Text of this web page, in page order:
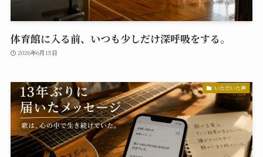
体育館に入る前、いつも少しだけ深呼吸をする。
2026年6月15日
いただいた声